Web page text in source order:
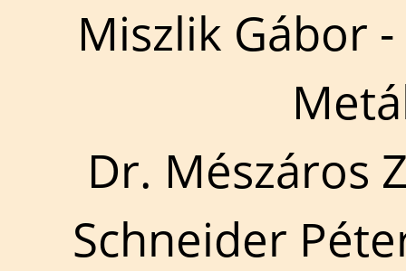
Miszlik Gábor
Dr. Mészáros
Schneider